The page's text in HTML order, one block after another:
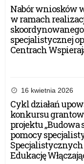
Nabór wniosków
w ramach
specjalistycznej
Centrach
16 kwietnia 2026
Cykl działań
konkursu
projektu
pomocy
Edukację